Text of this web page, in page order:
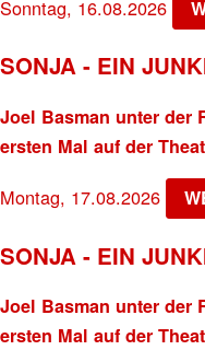
Sonntag, 16.08.2026
SONJA - EIN
Joel Basman unter der
ersten Mal auf der
Montag, 17.08.2026
SONJA - EIN
Joel Basman unter der
ersten Mal auf der